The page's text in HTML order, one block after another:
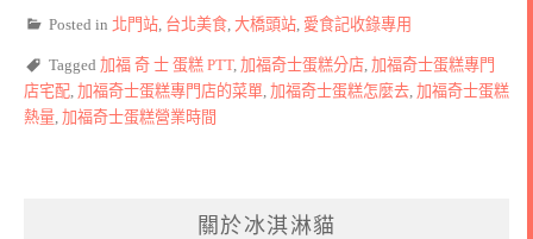
Posted in 北門站, 台北美食, 大橋頭站, 愛食記收錄專用
Tagged 加福 奇 士 蛋糕 PTT, 加福奇士蛋糕分店, 加福奇士蛋糕專門
店宅配, 加福奇士蛋糕專門店的菜單, 加福奇士蛋糕怎麼去, 加福奇士蛋糕
熱量, 加福奇士蛋糕營業時間
關於冰淇淋貓